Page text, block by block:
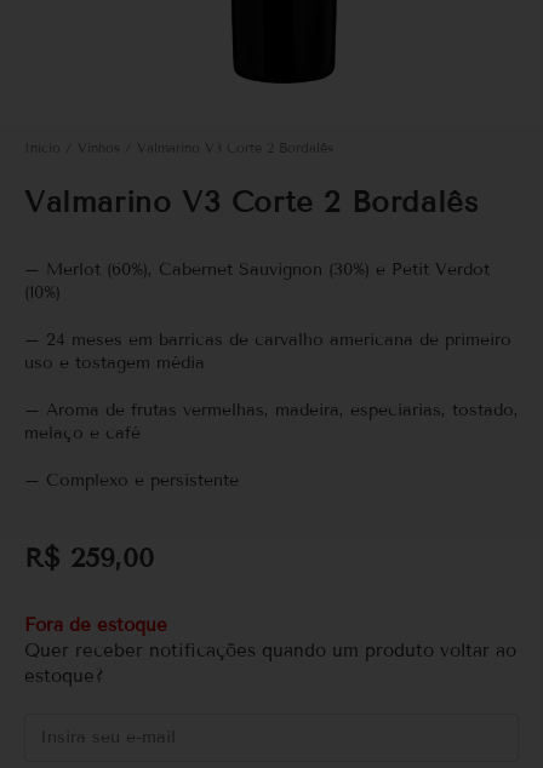
Início Vinhos / Valmarino V3 Corte 2 Bordalês
Valmarino V3 Corte 2 Bordalês
– Merlot (60%), Cabernet Sauvignon (30%) e Petit Verdot
(10%)
– 24 meses em barricas de carvalho americana de primeiro
uso e tostagem média
– Aroma de frutas vermelhas, madeira, especiarias, tostado,
melaço e café
– Complexo e persistente
R$ 259,00
Fora de estoque
Quer receber notificações quando um produto voltar ao
estoque?